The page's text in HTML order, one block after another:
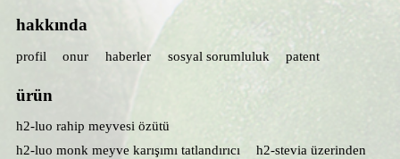
hakkında
profil onur haberler sosyal sorumluluk patent
ürün
h2-luo rahip meyvesi özütü
h2-luo monk meyve karışımı tatlandırıcı
h2-stevia üzerinden